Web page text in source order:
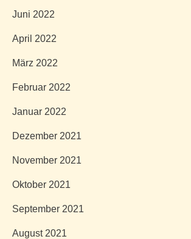
Juni 2022
April 2022
März 2022
Februar 2022
Januar 2022
Dezember 2021
November 2021
Oktober 2021
September 2021
August 2021